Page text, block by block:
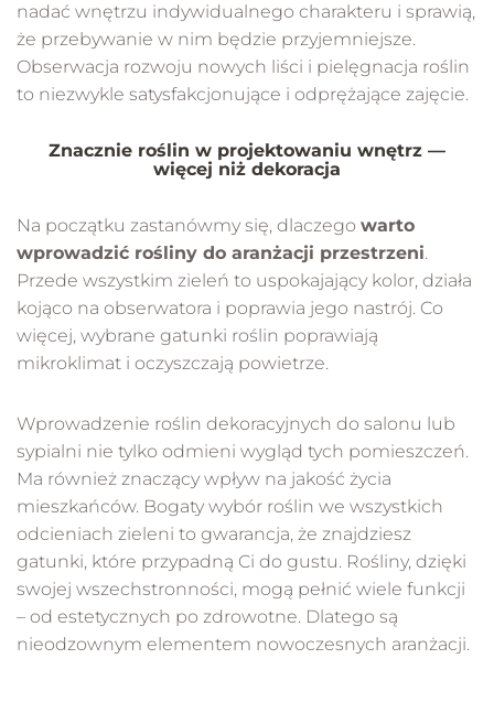
nadać wnętrzu indywidualnego charakteru i sprawią,
że przebywanie w nim będzie przyjemniejsze.
Obserwacja rozwoju nowych liści i pielęgnacja roślin
to niezwykle satysfakcjonujące i odprężające zajęcie.
Znacznie roślin w projektowaniu wnętrz —
więcej niż dekoracja
Na początku zastanówmy się, dlaczego warto
wprowadzić rośliny do aranżacji przestrzeni.
Przede wszystkim zieleń to uspokajający kolor, działa
kojąco na obserwatora i poprawia jego nastrój. Co
więcej, wybrane gatunki roślin poprawiają
mikroklimat i oczyszczają powietrze.
Wprowadzenie roślin dekoracyjnych do salonu lub
sypialni nie tylko odmieni wygląd tych pomieszczeń.
Ma również znaczący wpływ na jakość życia
mieszkańców. Bogaty wybór roślin we wszystkich
odcieniach zieleni to gwarancja, że znajdziesz
gatunki, które przypadną Ci do gustu. Rośliny, dzięki
swojej wszechstronności, mogą pełnić wiele funkcji
– od estetycznych po zdrowotne. Dlatego są
nieodzownym elementem nowoczesnych aranżacji.